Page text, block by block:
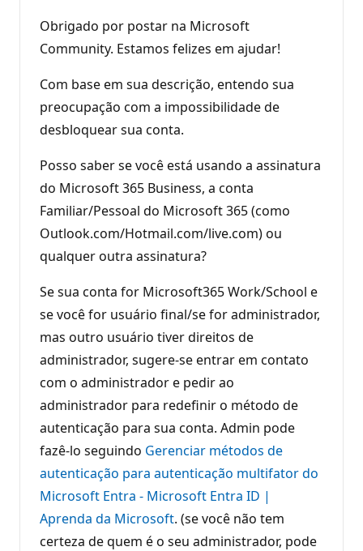
Obrigado por postar na Microsoft
Community. Estamos felizes em ajudar!
Com base em sua descrição, entendo sua
preocupação com a impossibilidade de
desbloquear sua conta.
Posso saber se você está usando a assinatura
do Microsoft 365 Business, a conta
Familiar/Pessoal do Microsoft 365 (como
Outlook.com/Hotmail.com/live.com) ou
qualquer outra assinatura?
Se sua conta for Microsoft365 Work/School e
se você for usuário final/se for administrador,
mas outro usuário tiver direitos de
administrador, sugere-se entrar em contato
com o administrador e pedir ao
administrador para redefinir o método de
autenticação para sua conta. Admin pode
fazê-lo seguindo Gerenciar métodos de
autenticação para autenticação multifator do
Microsoft Entra - Microsoft Entra ID |
Aprenda da Microsoft. (se você não tem
certeza de quem é o seu administrador, pode